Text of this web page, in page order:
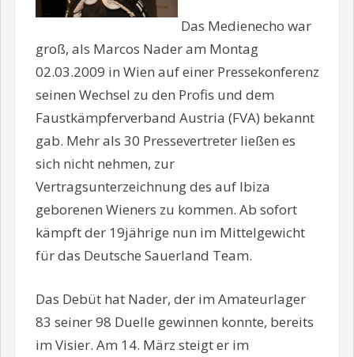
Das Medienecho war
groß, als Marcos Nader am Montag
02.03.2009 in Wien auf einer Pressekonferenz
seinen Wechsel zu den Profis und dem
Faustkämpferverband Austria (FVA) bekannt
gab. Mehr als 30 Pressevertreter ließen es
sich nicht nehmen, zur
Vertragsunterzeichnung des auf Ibiza
geborenen Wieners zu kommen. Ab sofort
kämpft der 19jährige nun im Mittelgewicht
für das Deutsche Sauerland Team.
Das Debüt hat Nader, der im Amateurlager
83 seiner 98 Duelle gewinnen konnte, bereits
im Visier. Am 14. März steigt er im